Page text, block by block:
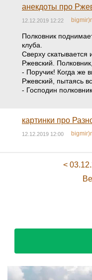
анекдоты про
12.12.2019 12:22
Полковник
клуба.
Сверху скатывается
Ржевский.
- Поручик! Когда же
Ржевский, пытаясь
- Господин
картинки про
12.12.2019 12:00
<